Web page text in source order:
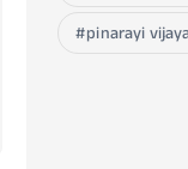
pinarayi